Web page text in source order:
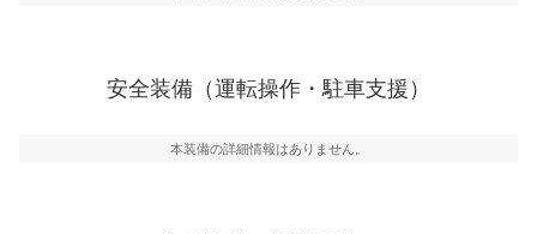
運転・駐車支援
グ・アシストやサイドブラインドモニターなどが装備さ
安全装備（運転操作・駐車支援）
本装備の詳細情報はありません。